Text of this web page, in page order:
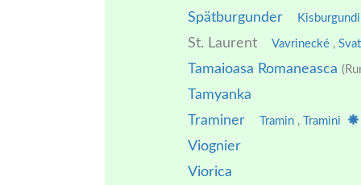
Spätburgunder
St. Laurent Vavrinecké ,
Tamaioasa Romaneasca
Tamyanka
Traminer
Tramin , Tramini
Viognier
Viorica